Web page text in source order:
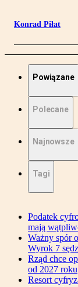
Konrad Piłat
Powiązane
Polecane
Najnowsze
Tagi
Podatek
mają
Ważny spór
Wyrok 7
Rząd chce
od 2027 roku
Resort